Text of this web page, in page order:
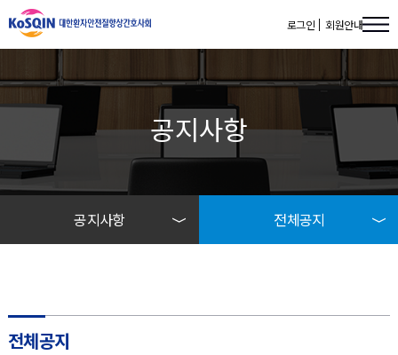
로그인 회원안내
공지사항
공지사항
공지사항
전체공지
교육공지
전체공지